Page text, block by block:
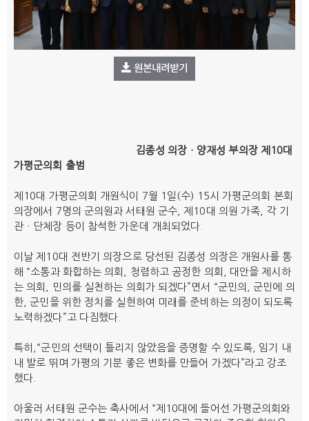
원본내려받기
김종성 의장ㆍ양재성 부의장 제 10대
가평군의회 출범
제10대 가평군의회 개원식이 7월 1일(수) 15시 가평군의회 본회
의장에서 7명의 군의원과 서태원 군수, 제10대 의원 가족, 각 기
관ㆍ단체장 등이 참석한 가운데 개최되었다.
이날 제10대 전반기 의장으로 당선된 김종성 의장은 개원사를 통
해 “소통과 화합하는 의회, 청렴하고 공정한 의회, 대안을 제시하
는 의회, 민의를 실천하는 의회가 되겠다”면서 “군민의, 군민에 의
한, 군민을 위한 정치를 실현하여 미래를 준비하는 의정이 되도록
노력하겠다”고 다짐했다.
특히,“군민의 선택이 틀리지 않았음을 증명할 수 있도록, 임기 내
내 발로 뛰며 가평의 기분 좋은 변화를 만들어 가겠다”라고 강조
했다.
아울러 서태원 군수는 축사에서 “제10대에 들어선 가평군의회와